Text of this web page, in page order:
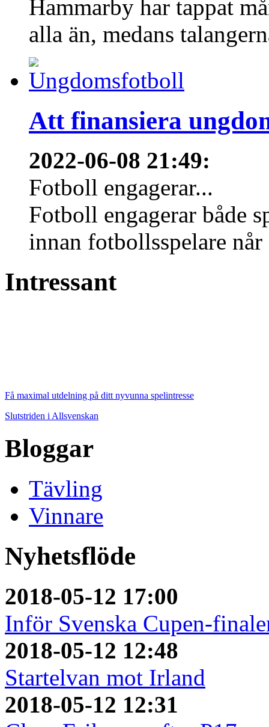
Hammarby har tappat
alla än, medans
Att finansiera
2022-06-08 21:49:
Fotboll engagerar...
Fotboll engagerar både
innan fotbollsspelare
Intressant
Få maximal utdelning på ditt nyvunna spelintresse
Slutstriden i Allsvenskan
Bloggar
Tävling
Vinnare
Nyhetsflöde
2018-05-12 17:00
Inför Svenska Cupen-
2018-05-12 12:48
Startelvan mot Irland
2018-05-12 12:31